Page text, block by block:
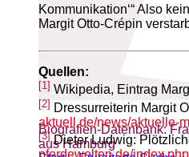
Biografien-Datenbank:
aus Hamburg
Kommunikation‘“ Also
Margit Otto-Crépin
Quellen:
[1] Wikipedia, Eintrag
[2] Dressurreiterin Margit
aktuell.de/news/aktuelle-
[3]Dieter Ludwig: